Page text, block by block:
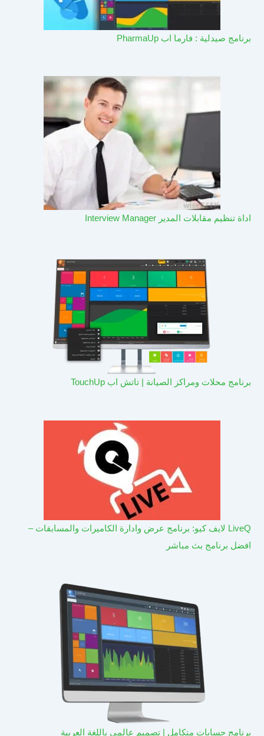
برنامج صيدلية : فارما اب PharmaUp​
اداة تنظيم مقابلات المدير Interview Manager
برنامج محلات ومراكز الصيانة | تاتش اب TouchUp
LiveQ لايف كيو: برنامج عرض وادارة الكاميرات والمسابقات –
افضل برنامج بث مباشر
برنامج حسابات متكامل | تصميم عالمي باللغة العربية